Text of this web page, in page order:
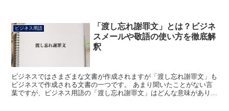
ビジネス用語
「渡し忘れ謝罪文」とは？ビジネ
スメールや敬語の使い方を徹底解
釈
ビジネスではさまざまな文書が作成されますが「渡し忘れ謝罪文」も
ビジネスで作成される文書の一つです。 あまり聞いたことがない言
葉ですが、ビジネス用語の「渡し忘れ謝罪文」はどんな意味がありど